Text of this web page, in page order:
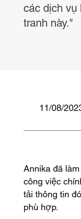
các dịch vụ
tranh này."
11/08/
Annika đã
công việc
tải thông tin
phù hợp.